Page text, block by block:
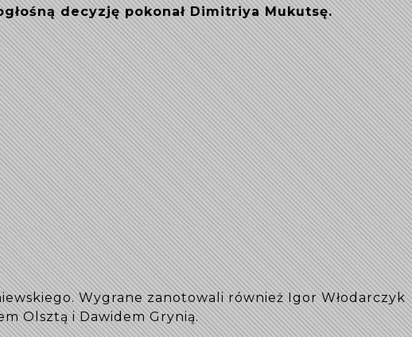
decyzję pokonał Dimitriya Mukutsę.
Wygrane zanotowali również Igor Włodarczyk
Olsztą i Dawidem Grynią.